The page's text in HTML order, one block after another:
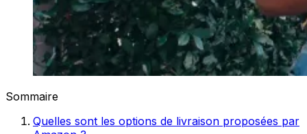
Sommaire
Quelles sont les options de livraison proposées par